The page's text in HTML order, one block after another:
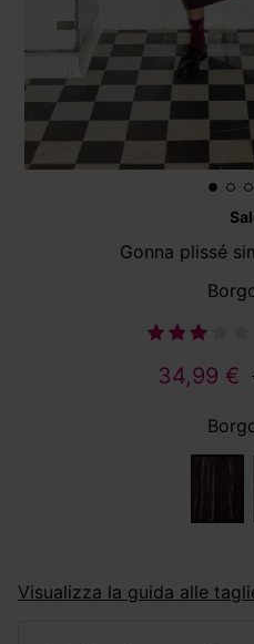
Gonna plissé
34,99 €
Visualizza la guida alle